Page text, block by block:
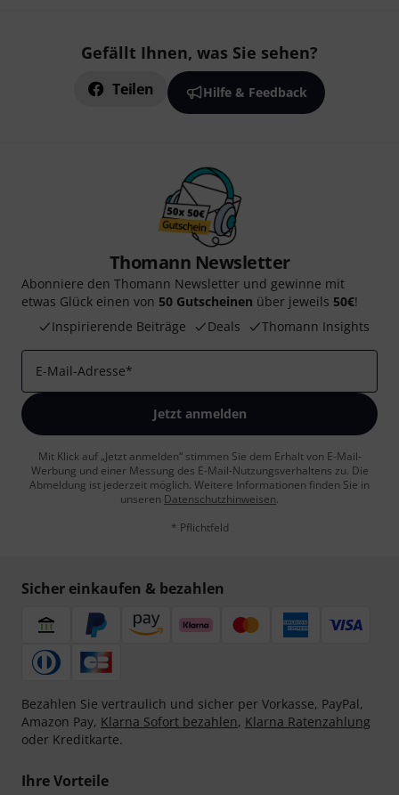
Gefällt Ihnen, was Sie sehen?
Teilen Hilfe & Feedback
Thomann Newsletter
Abonniere den Thomann Newsletter und gewinne mit
etwas Glück einen von 50 Gutscheinen über jeweils 50€!
Inspirierende Beiträge
Deals Thomann Insights
E-Mail-Adresse*
Jetzt anmelden
Mit Klick auf „Jetzt anmelden“ stimmen Sie dem Erhalt von E-Mail-
Werbung und einer Messung des E-Mail-Nutzungsverhaltens zu. Die
Abmeldung ist jederzeit möglich. Weitere Informationen finden Sie in
unseren Datenschutzhinweisen.
* Pflichtfeld
Sicher einkaufen & bezahlen
Bezahlen Sie vertraulich und sicher per Vorkasse, PayPal,
Amazon Pay, Klarna Sofort bezahlen, Klarna Ratenzahlung
oder Kreditkarte.
Ihre Vorteile